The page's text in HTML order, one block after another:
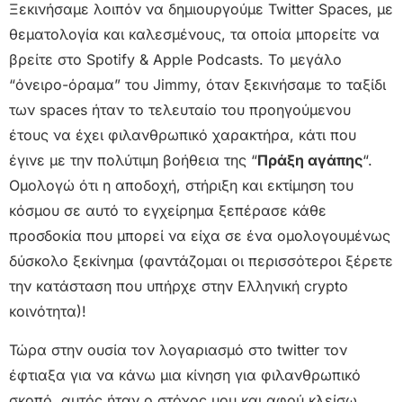
Ξεκινήσαμε λοιπόν να δημιουργούμε Twitter Spaces, με
θεματολογία και καλεσμένους, τα οποία μπορείτε να
βρείτε στο Spotify & Apple Podcasts. Το μεγάλο
“όνειρο-όραμα” του Jimmy, όταν ξεκινήσαμε το ταξίδι
των spaces ήταν το τελευταίο του προηγούμενου
έτους να έχει φιλανθρωπικό χαρακτήρα, κάτι που
έγινε με την πολύτιμη βοήθεια της “Πράξη αγάπης“.
Ομολογώ ότι η αποδοχή, στήριξη και εκτίμηση του
κόσμου σε αυτό το εγχείρημα ξεπέρασε κάθε
προσδοκία που μπορεί να είχα σε ένα ομολογουμένως
δύσκολο ξεκίνημα (φαντάζομαι οι περισσότεροι ξέρετε
την κατάσταση που υπήρχε στην Ελληνική crypto
κοινότητα)!
Τώρα στην ουσία τον λογαριασμό στο twitter τον
έφτιαξα για να κάνω μια κίνηση για φιλανθρωπικό